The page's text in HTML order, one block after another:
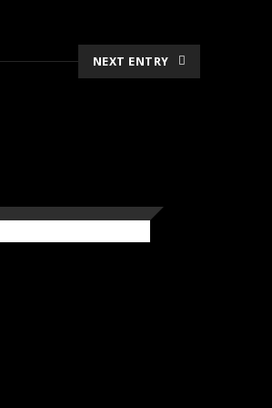
NEXT ENTRY
WILD LIFE